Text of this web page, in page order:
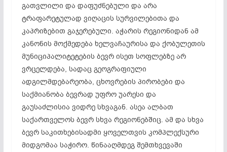
გათვლილი და დაფუძნებული და არა
ტრაფარეტულად ვიღაცის სურვილებითა და
კაპრიზებით გაჯერებული. აჭარის რეგიონიდან ამ
კანონის მოქმედება ხელვაჩაურისა და ქობულეთის
მუნიციპალიტეტების ბევრ ისეთ სოფლებზე არ
ვრცელდება, სადაც გეოგრაფიული
ადგილმდებარეობა, ცხოვრების პირობები და
საქმიანობა ბევრად უფრო უარესი და
გაუსაძლისია ვიდრე სხვაგან. ასეა ალბათ
საქართველოს ბევრ სხვა რეგიონებშიც. ამ და სხვა
ბევრ საკითხებისადმი ყოველთვის კომპლექსური
მიდგომაა საჭირო. წინააღმდეგ შემთხვევაში